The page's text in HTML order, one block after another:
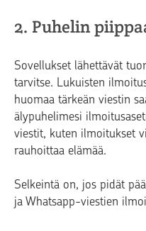
2. Puhelin
Sovellukset lähettävät
tarvitse. Lukuisten
huomaa tärkeän viestin
älypuhelimesi
viestit, kuten ilmoitukset
rauhoittaa elämää.
Selkeintä on, jos pidät
ja Whatsapp-viestien